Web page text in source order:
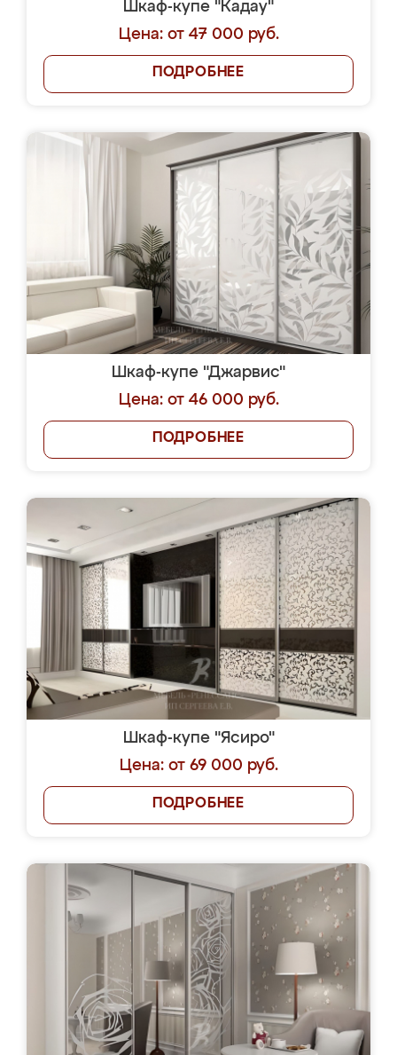
Шкаф-купе "Кадау"
Цена: от 47 000 руб.
ПОДРОБНЕЕ
Шкаф-купе "Джарвис"
Цена: от 46 000 руб.
ПОДРОБНЕЕ
Шкаф-купе "Ясиро"
Цена: от 69 000 руб.
ПОДРОБНЕЕ